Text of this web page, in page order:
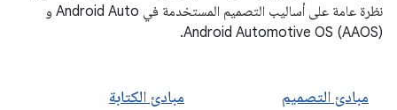
نظرة عامة على أساليب التصميم المستخدمة في Android Auto و
Android Automotive OS (AAOS).
مبادئ التصميم مبادئ الكتابة